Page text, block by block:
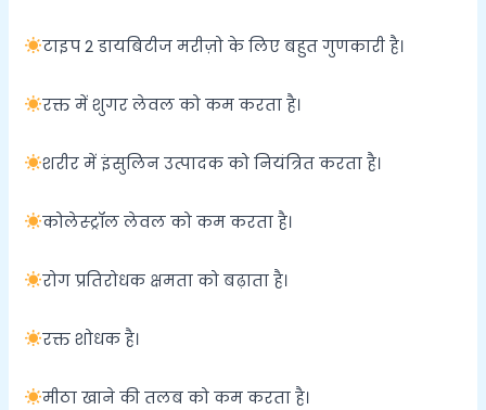
टाइप 2 डायबिटीज मरीज़ो के लिए बहुत गुणकारी है।
रक्त में शुगर लेवल को कम करता है।
शरीर में इंसुलिन उत्पादक को नियंत्रित करता है।
कोलेस्ट्रॉल लेवल को कम करता है।
रोग प्रतिरोधक क्षमता को बढ़ाता है।
रक्त शोधक है।
मीठा खाने की तलब को कम करता है।